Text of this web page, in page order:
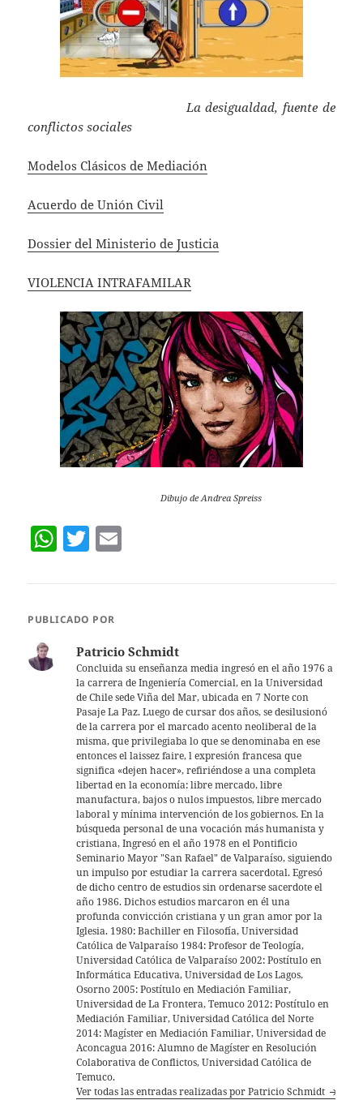
La desigualdad, fuente de
conflictos sociales
Modelos Clásicos de Mediación
Acuerdo de Unión Civil
Dossier del Ministerio de Justicia
VIOLENCIA INTRAFAMILAR
Dibujo de Andrea Spreiss
W
s
T
er
PUBLICADO POR
Patricio Schmidt
Concluida su enseñanza media ingresó en el año 1976 a
la carrera de Ingeniería Comercial, en la Universidad
de Chile sede Viña del Mar, ubicada en 7 Norte con
Pasaje La Paz. Luego de cursar dos años, se desilusionó
de la carrera por el marcado acento neoliberal de la
misma, que privilegiaba lo que se denominaba en ese
entonces el laissez faire, l expresión francesa que
significa «dejen hacer», refiriéndose a una completa
libertad en la economía: libre mercado, libre
manufactura, bajos o nulos impuestos, libre mercado
laboral y mínima intervención de los gobiernos. En la
búsqueda personal de una vocación más humanista y
cristiana, Ingresó en el año 1978 en el Pontificio
Seminario Mayor "San Rafael" de Valparaíso, siguiendo
un impulso por estudiar la carrera sacerdotal. Egresó
de dicho centro de estudios sin ordenarse sacerdote el
año 1986. Dichos estudios marcaron en él una
profunda convicción cristiana y un gran amor por la
Iglesia. 1980: Bachiller en Filosofía, Universidad
Católica de Valparaíso 1984: Profesor de Teología,
Universidad Católica de Valparaíso 2002: Postítulo en
Informática Educativa, Universidad de Los Lagos,
Osorno 2005: Postítulo en Mediación Familiar,
Universidad de La Frontera, Temuco 2012: Postítulo en
Mediación Familiar, Universidad Católica del Norte
2014: Magíster en Mediación Familiar, Universidad de
Aconcagua 2016: Alumno de Magíster en Resolución
Colaborativa de Conflictos, Universidad Católica de
Temuco.
Ver todas las entradas realizadas por Patricio Schmidt